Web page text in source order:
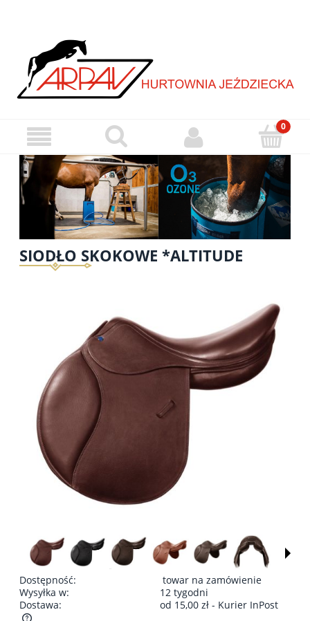
SIODŁO SKOKOWE *ALTITUDE
Dostępność:
towar na zamówienie
Wysyłka w:
12 tygodni
Dostawa:
od 15,00 zł - Kurier InPost